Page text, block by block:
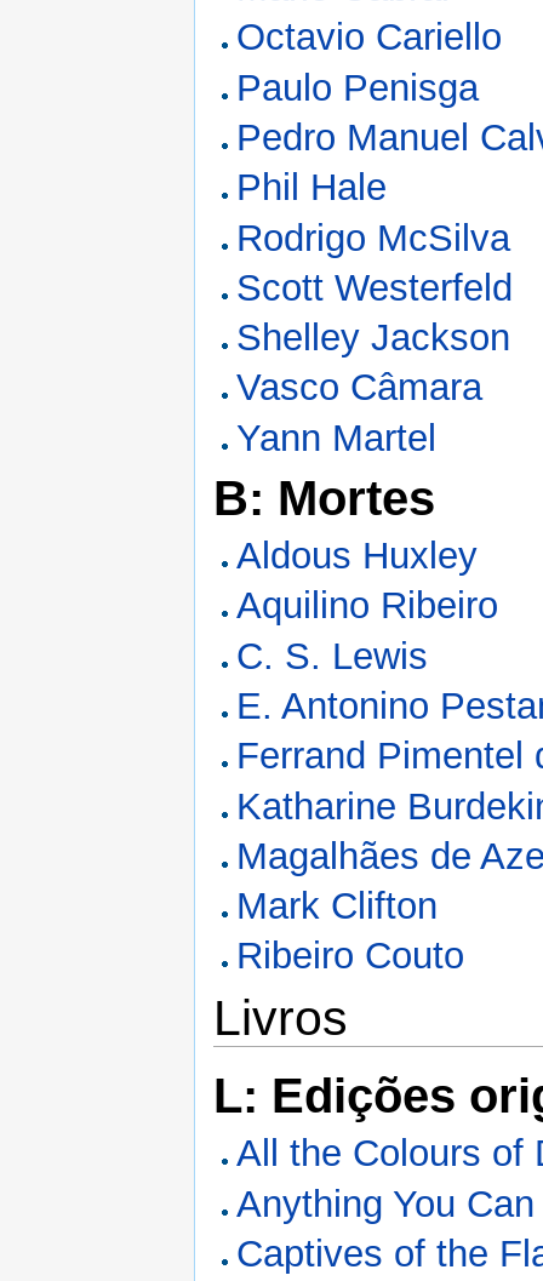
Octavio Cariello
Paulo Penisga
Pedro Manuel
Phil Hale
Rodrigo McSilva
Scott Westerfeld
Shelley Jackson
Vasco Câmara
Yann Martel
B: Mortes
Aldous Huxley
Aquilino Ribeiro
C. S. Lewis
E. Antonino
Ferrand Pimentel
Katharine
Magalhães de
Mark Clifton
Ribeiro Couto
Livros
L: Edições
All the Colours of
Anything You
Captives of the